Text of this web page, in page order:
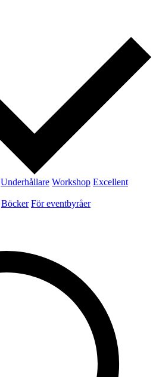
Underhållare Workshop Excellent
Böcker För eventbyråer